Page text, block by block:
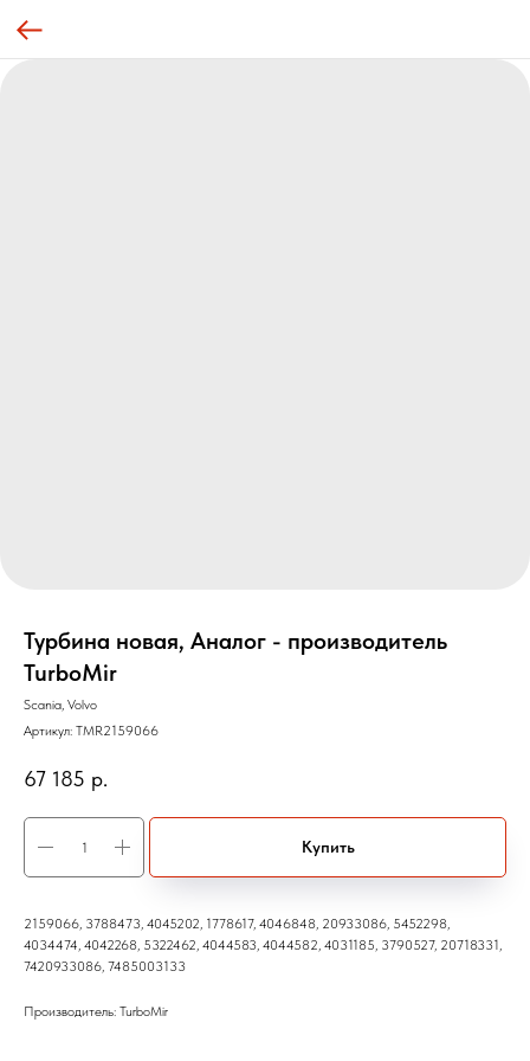
Турбина новая, Аналог - производитель
TurboMir
Scania, Volvo
Артикул: TMR2159066
67 185 р.
Купить
2159066, 3788473, 4045202, 1778617, 4046848, 20933086, 5452298,
4034474, 4042268, 5322462, 4044583, 4044582, 4031185, 3790527, 20718331,
7420933086, 7485003133
Производитель: TurboMir